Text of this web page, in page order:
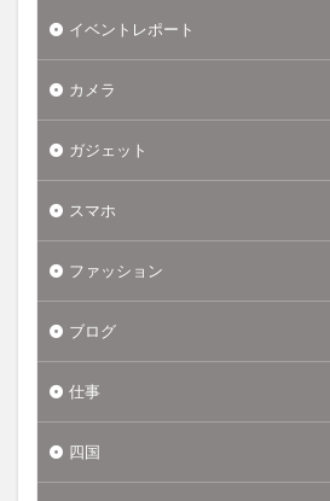
イベントレポート
カメラ
ガジェット
スマホ
ファッション
ブログ
仕事
四国